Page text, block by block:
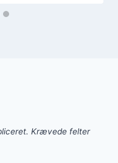
Krævede felter